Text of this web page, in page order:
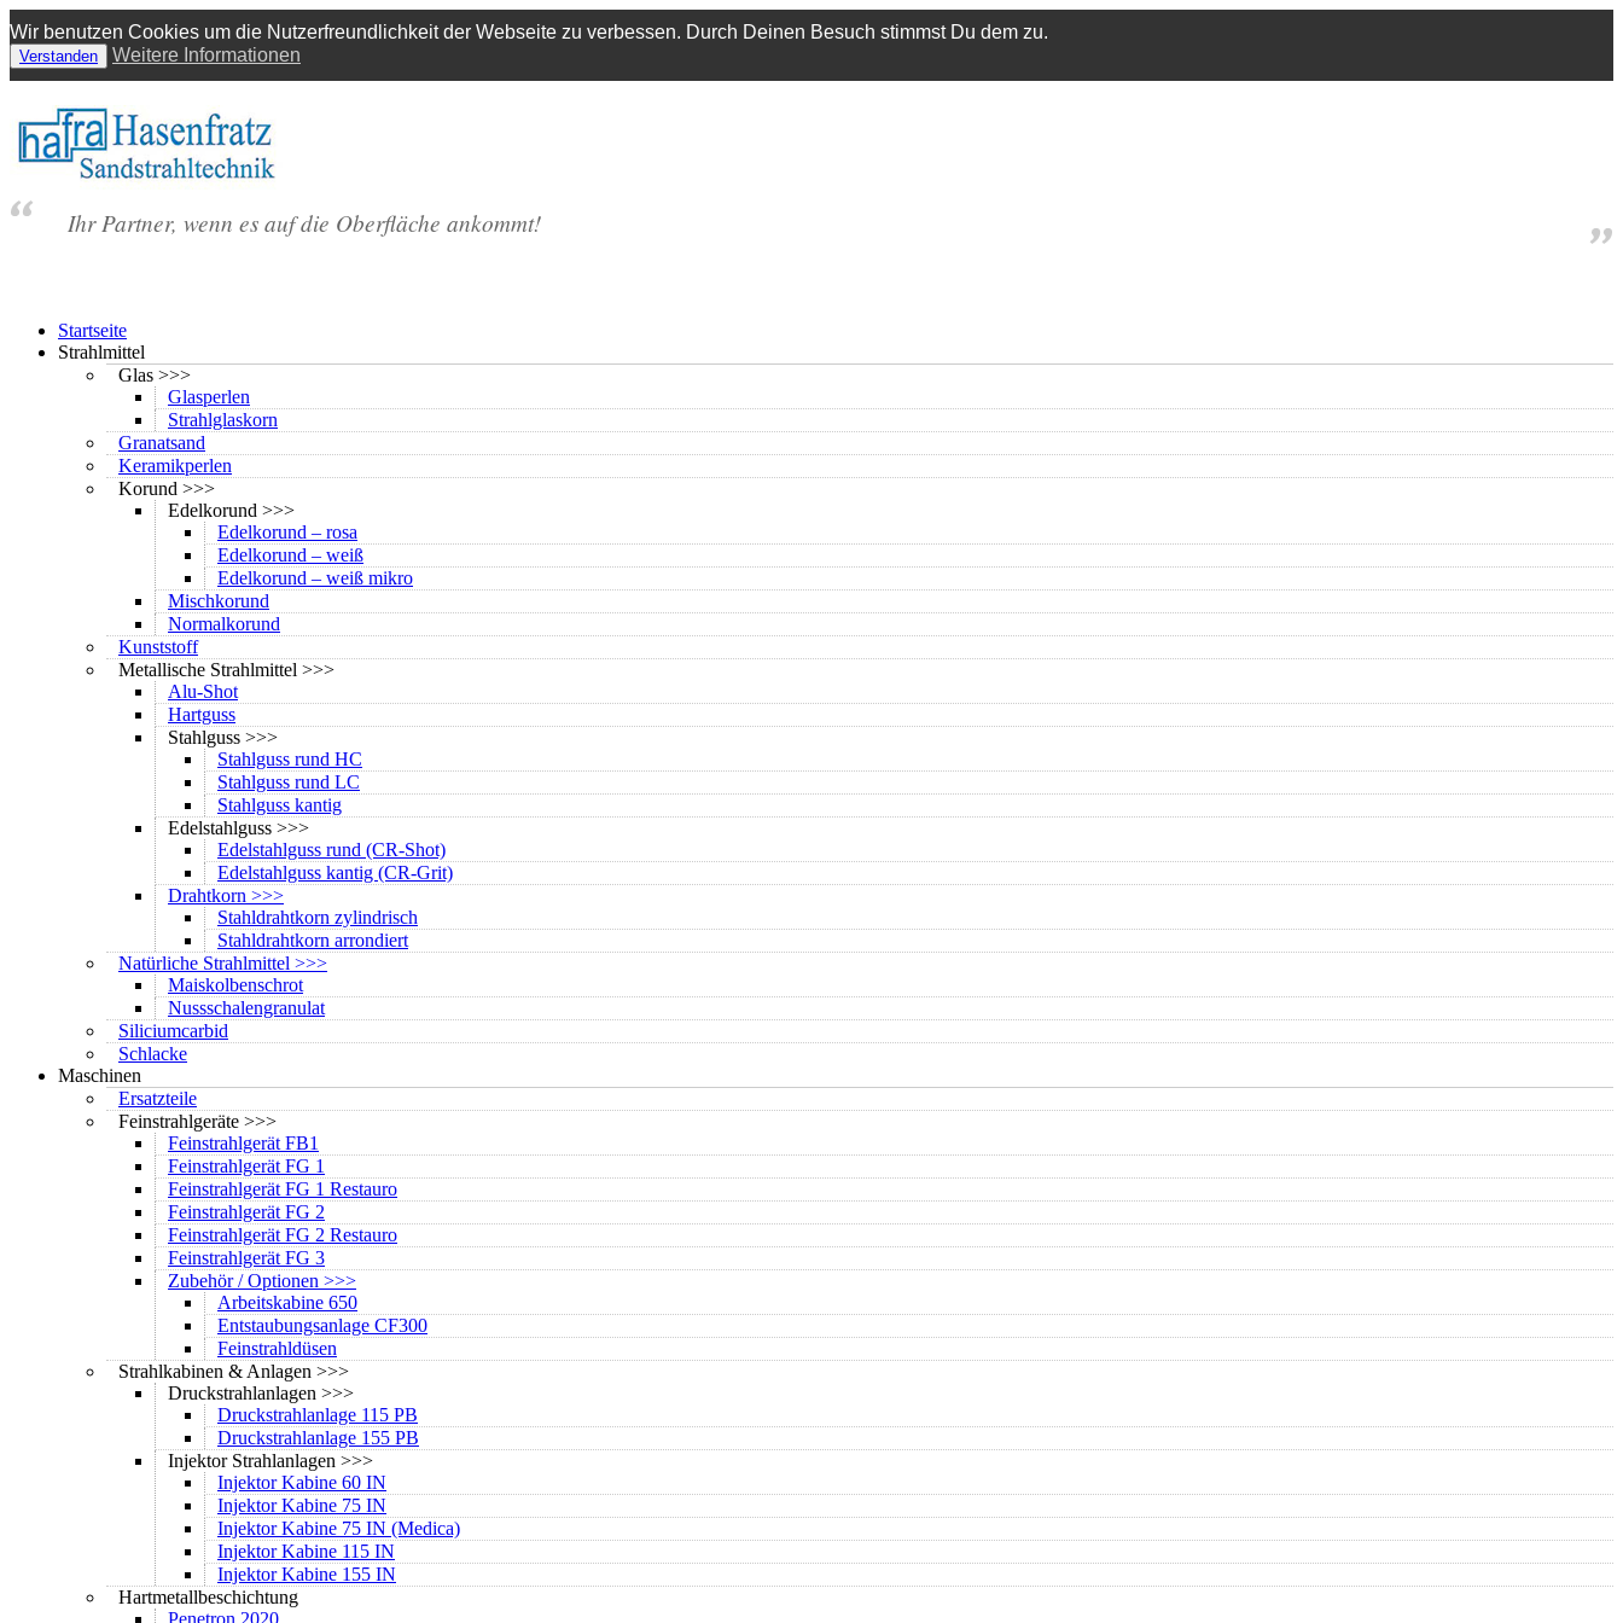
Wir benutzen Cookies um die Nutzerfreundlichkeit der Webseite zu verbessen. Durch Deinen Besuch stimmst Du dem zu.
Verstanden
Weitere Informationen
springen
Ihr Partner, wenn es auf die Oberfläche ankommt!
Startseite
Strahlmittel
Glas >>>
Glasperlen
Strahlglaskorn
Granatsand
Keramikperlen
Korund >>>
Edelkorund >>>
Edelkorund – rosa
Edelkorund – weiß
Edelkorund – weiß mikro
Mischkorund
Normalkorund
Kunststoff
Metallische Strahlmittel >>>
Alu-Shot
Hartguss
Stahlguss >>>
Stahlguss rund HC
Stahlguss rund LC
Stahlguss kantig
Edelstahlguss >>>
Edelstahlguss rund (CR-Shot)
Edelstahlguss kantig (CR-Grit)
Drahtkorn >>>
Stahldrahtkorn zylindrisch
Stahldrahtkorn arrondiert
Natürliche Strahlmittel >>>
Maiskolbenschrot
Nussschalengranulat
Siliciumcarbid
Schlacke
Maschinen
Ersatzteile
Feinstrahlgeräte >>>
Feinstrahlgerät FB1
Feinstrahlgerät FG 1
Feinstrahlgerät FG 1 Restauro
Feinstrahlgerät FG 2
Feinstrahlgerät FG 2 Restauro
Feinstrahlgerät FG 3
Zubehör / Optionen >>>
Arbeitskabine 650
Entstaubungsanlage CF300
Feinstrahldüsen
Strahlkabinen & Anlagen >>>
Druckstrahlanlagen >>>
Druckstrahlanlage 115 PB
Druckstrahlanlage 155 PB
Injektor Strahlanlagen >>>
Injektor Kabine 60 IN
Injektor Kabine 75 IN
Injektor Kabine 75 IN (Medica)
Injektor Kabine 115 IN
Injektor Kabine 155 IN
Hartmetallbeschichtung
Penetron 2020